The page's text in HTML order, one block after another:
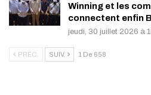
Winning et les
connectent enfin
jeudi, 30 juillet 2026 à
PRÉC. SUIV. 1 De 658